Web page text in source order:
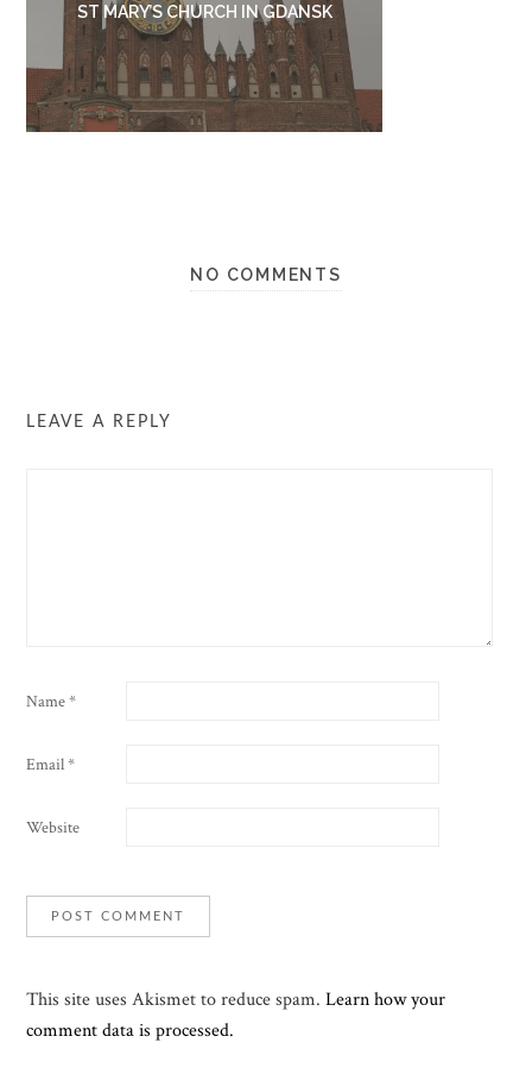
ST MARY’S CHURCH IN GDANSK
NO COMMENTS
LEAVE A REPLY
Name*
Email*
Website
This site uses Akismet to reduce spam.Learn how your
comment data is processed.